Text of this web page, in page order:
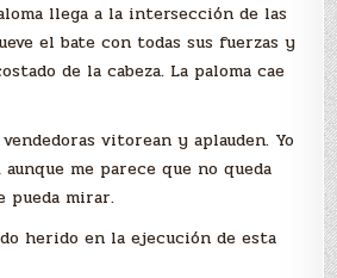
llega a la intersección de las
el bate con todas sus fuerzas y
de la cabeza. La paloma cae
vitorean y aplauden. Yo
me parece que no queda
pueda mirar.
herido en la ejecución de esta